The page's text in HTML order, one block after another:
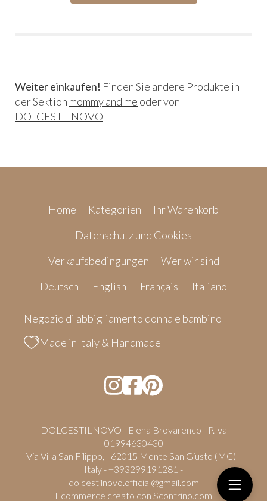
Weiter einkaufen! Finden Sie andere Produkte in
der Sektion mommy and me oder von
DOLCESTILNOVO
Home Kategorien
Ihr Warenkorb
Datenschutz und Cookies
Verkaufsbedingungen
Wer wir sind
Deutsch
English Français Italiano
Negozio di abbigliamento donna e bambino
Made in Italy & Handmade
DOLCESTILNOVO - Elena Brovarenco - P.Iva
01994630430
Via Villa San Filippo, - 62015 Monte San Giusto (MC) -
Italy - +393299191281 -
dolcestilnovo.official@gmail.com
Ecommerce creato con Scontrino.com